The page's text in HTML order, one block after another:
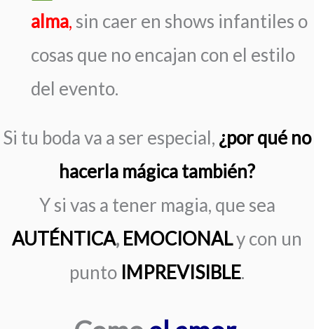
alma, sin caer en shows infantiles o
cosas que no encajan con el estilo
del evento.
Si tu boda va a ser especial, ¿por qué no
hacerla mágica también?
Y si vas a tener magia, que sea
AUTÉNTICA, EMOCIONALy con un
punto IMPREVISIBLE.